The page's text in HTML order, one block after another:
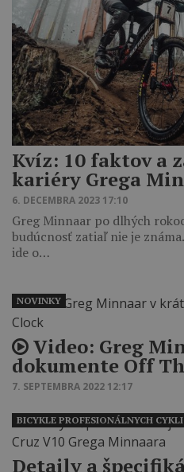
Kvíz: 10 faktov a
kariéry Grega
6. DECEMBRA 2023 17:10
Greg Minnaar po dlhých
budúcnosť zatiaľ nie je
ide o…
Video: Greg
dokumente Off
7. SEPTEMBRA 2022 12:17
NOVINKY
Detaily a
BICYKLE PROFESIONÁLNYCH